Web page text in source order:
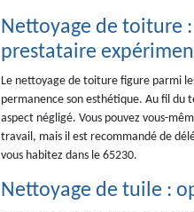
Nettoyage de toiture
prestataire
Le nettoyage de toiture figure parmi
permanence son esthétique. Au fil du
aspect négligé. Vous pouvez vous-
travail, mais il est recommandé de
vous habitez dans le 65230.
Nettoyage de tuile :